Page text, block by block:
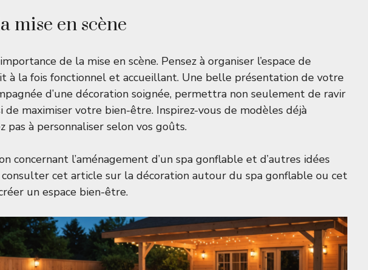
mise en scène
de la mise en scène. Pensez à organiser l’espace de
à la fois fonctionnel et accueillant. Une belle présentation de votre
d’une décoration soignée, permettra non seulement de ravir
de maximiser votre bien-être. Inspirez-vous de modèles déjà
pas à personnaliser selon vos goûts.
concernant l’aménagement d’un spa gonflable et d’autres idées
consulter cet article sur la décoration autour du spa gonflable ou cet
un espace bien-être.